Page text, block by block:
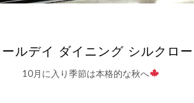
ルデイ ダイニング シルクロ
10月に入り季節は本格的な秋へ